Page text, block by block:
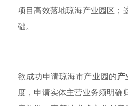
项目高效落地琼海产业园区；
础。
欲成功申请琼海市产业园的产
度，申请实体主营业务须明确